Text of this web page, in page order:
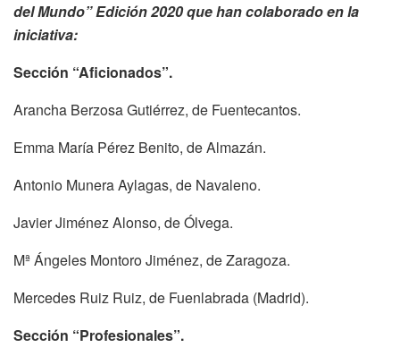
del Mundo” Edición 2020 que han colaborado en la
iniciativa:
Sección “Aficionados”.
Arancha Berzosa Gutiérrez, de Fuentecantos.
Emma María Pérez Benito, de Almazán.
Antonio Munera Aylagas, de Navaleno.
Javier Jiménez Alonso, de Ólvega.
Mª Ángeles Montoro Jiménez, de Zaragoza.
Mercedes Ruiz Ruiz, de Fuenlabrada (Madrid).
Sección “Profesionales”.